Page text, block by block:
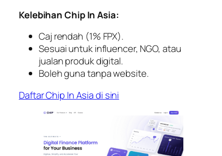
Kelebihan Chip In Asia:
Caj rendah (1% FPX).
Sesuai untuk influencer, NGO, atau
jualan produk digital.
Boleh guna tanpa website.
Daftar Chip In Asia di sini